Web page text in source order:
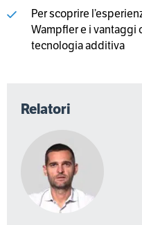
Per scoprire
Wampfler e i vantaggi
tecnologia additiva
Relatori